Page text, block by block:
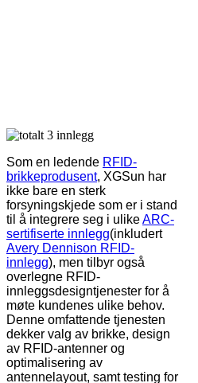
Som en ledende RFID-
brikkeprodusent, XGSun har
ikke bare en sterk
forsyningskjede som er i stand
til å integrere seg i ulikeARC-
sertifiserte innlegg(inkludert
Avery Dennison RFID-
innlegg), men tilbyr også
overlegne RFID-
innleggsdesigntjenester for å
møte kundenes ulike behov.
Denne omfattende tjenesten
dekker valg av brikke, design
av RFID-antenner og
optimalisering av
antennelayout, samt testing for